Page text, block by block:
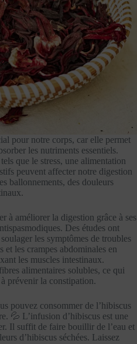
pour notre corps, car elle permet
les nutriments essentiels.
que le stress, une alimentation
peuvent affecter notre digestion
ballonnements, des douleurs
à améliorer la digestion grâce à ses
Des études ont
les symptômes de troubles
et les crampes abdominales en
les muscles intestinaux.
alimentaires solubles, ce qui
prévenir la constipation.
pouvez consommer de l’hibiscus
💦 L’infusion d’hibiscus est une
Il suffit de faire bouillir de l’eau et
d’hibiscus séchées. Laissez